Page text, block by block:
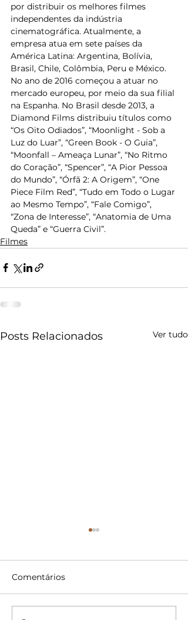
por distribuir os melhores filmes
independentes da indústria
cinematográfica. Atualmente, a
empresa atua em sete países da
América Latina: Argentina, Bolívia,
Brasil, Chile, Colômbia, Peru e México.
No ano de 2016 começou a atuar no
mercado europeu, por meio da sua filial
na Espanha. No Brasil desde 2013, a
Diamond Films distribuiu títulos como
“Os Oito Odiados”, “Moonlight - Sob a
Luz do Luar”, “Green Book - O Guia”,
“Moonfall – Ameaça Lunar”, “No Ritmo
do Coração”, “Spencer”, “A Pior Pessoa
do Mundo”, “Órfã 2: A Origem”, “One
Piece Film Red”, “Tudo em Todo o Lugar
ao Mesmo Tempo”, “Fale Comigo”,
“Zona de Interesse”, “Anatomia de Uma
Queda” e “Guerra Civil”.
Filmes
Posts Relacionados Ver tudo
Comentários